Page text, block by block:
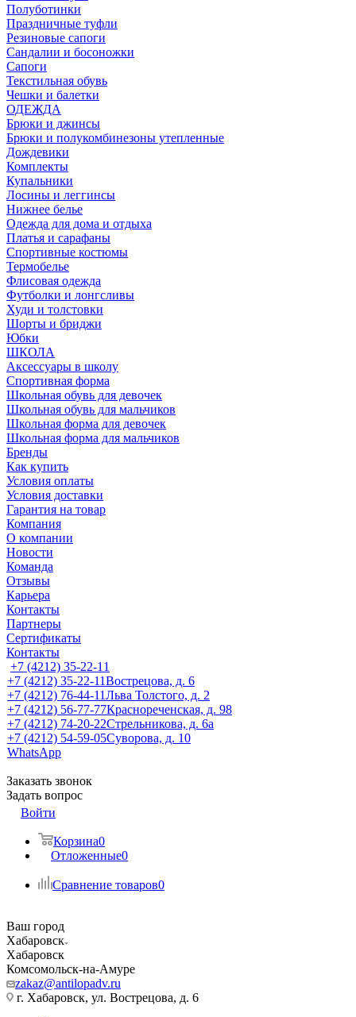
Полуботинки
Праздничные туфли
Резиновые сапоги
Сандалии и босоножки
Сапоги
Текстильная обувь
Чешки и балетки
ОДЕЖДА
Брюки и джинсы
Брюки и полукомбинезоны утепленные
Дождевики
Комплекты
Купальники
Лосины и леггинсы
Нижнее белье
Одежда для дома и отдыха
Платья и сарафаны
Спортивные костюмы
Термобелье
Флисовая одежда
Футболки и лонгсливы
Худи и толстовки
Шорты и бриджи
Юбки
ШКОЛА
Аксессуары в школу
Спортивная форма
Школьная обувь для девочек
Школьная обувь для мальчиков
Школьная форма для девочек
Школьная форма для мальчиков
Бренды
Как купить
Условия оплаты
Условия доставки
Гарантия на товар
Компания
О компании
Новости
Команда
Отзывы
Карьера
Контакты
Партнеры
Сертификаты
Контакты
+7 (4212) 35-22-11
+7 (4212) 35-22-11Вострецова, д. 6
+7 (4212) 76-44-11Льва Толстого, д. 2
+7 (4212) 56-77-77Краснореченская, д. 98
+7 (4212) 74-20-22Стрельникова, д. 6а
+7 (4212) 54-59-05Суворова, д. 10
WhatsApp
Заказать звонок
Задать вопрос
Войти
Корзина0
Отложенные0
Сравнение товаров0
Ваш город
Хабаровск
Хабаровск
Комсомольск-на-Амуре
zakaz@antilopadv.ru
г. Хабаровск, ул. Вострецова, д. 6